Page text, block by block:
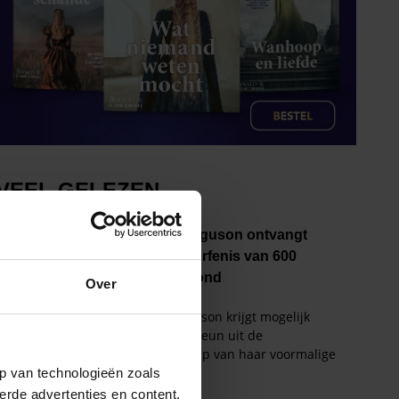
Over
van technologieën zoals
advertenties en content,